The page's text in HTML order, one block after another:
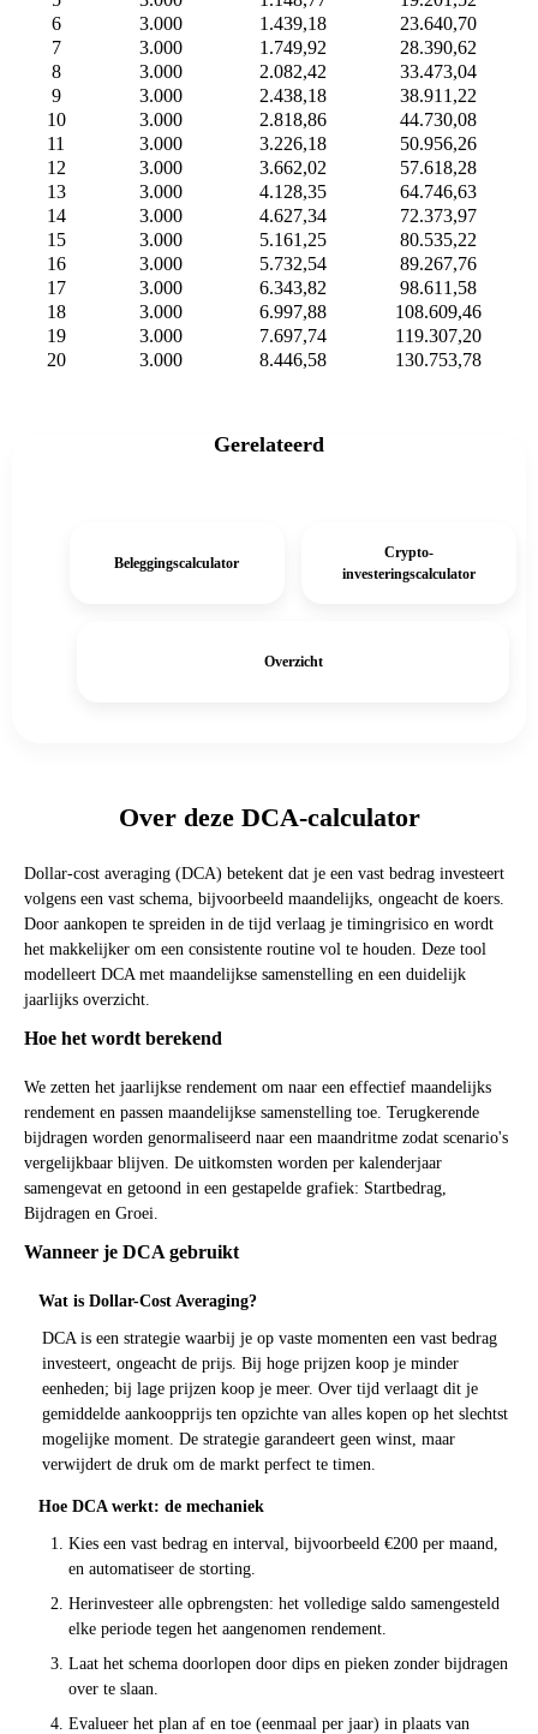
6
3.000 1.439,18
23.640,70
7
3.000 1.749,92
28.390,62
8
3.000 2.082,42
33.473,04
9
3.000 2.438,18
38.911,22
10
3.000 2.818,86
44.730,08
11
3.000 3.226,18
50.956,26
12
3.000 3.662,02
57.618,28
13
3.000 4.128,35
64.746,63
14
3.000 4.627,34
72.373,97
15
3.000 5.161,25
80.535,22
16
3.000 5.732,54
89.267,76
17
3.000 6.343,82
98.611,58
18
3.000 6.997,88
108.609,46
19
3.000 7.697,74
119.307,20
20
3.000 8.446,58 130.753,78
Gerelateerd
Beleggingscalculator
Crypto-
investeringscalculator
Overzicht
Over deze DCA-calculator
Dollar-cost averaging (DCA) betekent dat je een vast bedrag investeert
volgens een vast schema, bijvoorbeeld maandelijks, ongeacht de koers.
Door aankopen te spreiden in de tijd verlaag je timingrisico en wordt
het makkelijker om een consistente routine vol te houden. Deze tool
modelleert DCA met maandelijkse samenstelling en een duidelijk
jaarlijks overzicht.
Hoe het wordt berekend
We zetten het jaarlijkse rendement om naar een effectief maandelijks
rendement en passen maandelijkse samenstelling toe. Terugkerende
bijdragen worden genormaliseerd naar een maandritme zodat scenario's
vergelijkbaar blijven. De uitkomsten worden per kalenderjaar
samengevat en getoond in een gestapelde grafiek: Startbedrag,
Bijdragen en Groei.
Wanneer je DCA gebruikt
Wat is Dollar-Cost Averaging?
DCA is een strategie waarbij je op vaste momenten een vast bedrag
investeert, ongeacht de prijs. Bij hoge prijzen koop je minder
eenheden; bij lage prijzen koop je meer. Over tijd verlaagt dit je
gemiddelde aankoopprijs ten opzichte van alles kopen op het slechtst
mogelijke moment. De strategie garandeert geen winst, maar
verwijdert de druk om de markt perfect te timen.
Hoe DCA werkt: de mechaniek
Kies een vast bedrag en interval, bijvoorbeeld €200 per maand,
en automatiseer de storting.
Herinvesteer alle opbrengsten: het volledige saldo samengesteld
elke periode tegen het aangenomen rendement.
Laat het schema doorlopen door dips en pieken zonder bijdragen
over te slaan.
Evalueer het plan af en toe (eenmaal per jaar) in plaats van